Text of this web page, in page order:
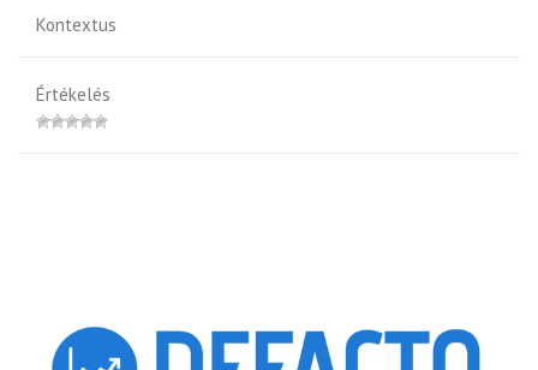
Kontextus
Értékelés